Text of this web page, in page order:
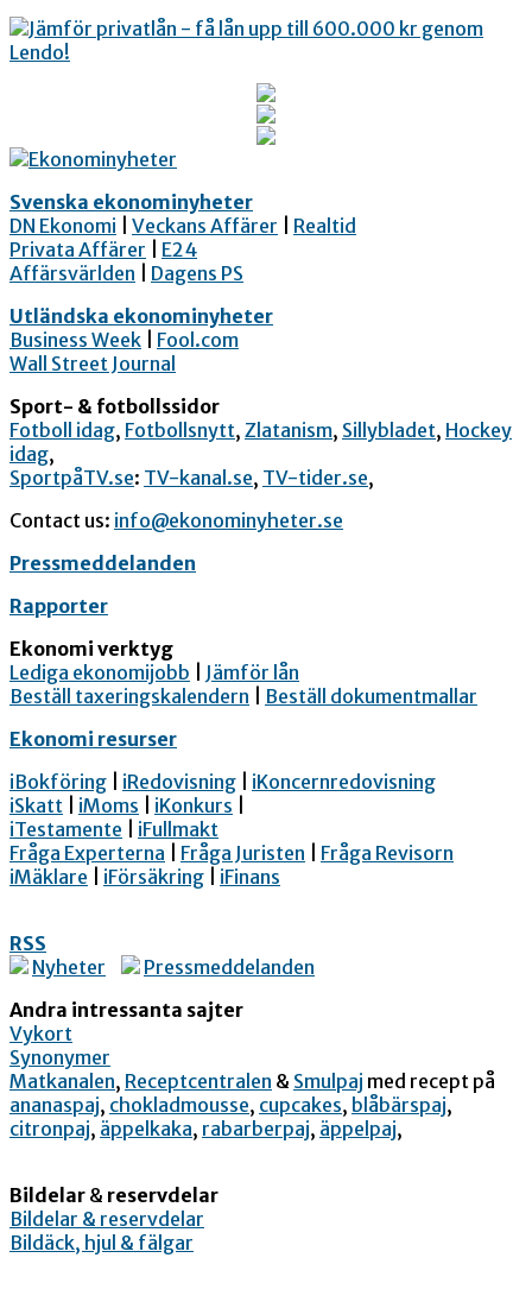
Svenska ekonominyheter
DN Ekonomi
Veckans Affärer
Realtid
Privata Affärer
E24
Affärsvärlden
Dagens PS
Utländska ekonominyheter
Business Week
Fool.com
Wall Street Journal
Sport- & fotbollssidor
Fotboll idag, Fotbollsnytt, Zlatanism, Sillybladet, Hockey
idag,
SportpåTV.se: TV-kanal.se, TV-tider.se,
Contact us: info@ekonominyheter.se
Pressmeddelanden
Rapporter
Ekonomi verktyg
Lediga ekonomijobb
Jämför lån
Beställ taxeringskalendern
Beställ dokumentmallar
Ekonomi resurser
iBokföring
iRedovisning
iKoncernredovisning
iSkatt
iMoms iKonkurs
iTestamente
iFullmakt
Fråga Experterna
Fråga Juristen
Fråga Revisorn
iMäklare
iFörsäkring iFinans
RSS
Nyheter
Pressmeddelanden
Andra intressanta sajter
Vykort
Synonymer
Matkanalen, Receptcentralen & Smulpaj med recept på
ananaspaj, chokladmousse, cupcakes, blåbärspaj,
citronpaj, äppelkaka, rabarberpaj, äppelpaj,
Bildelar & reservdelar
Bildelar & reservdelar
Bildäck, hjul & fälgar